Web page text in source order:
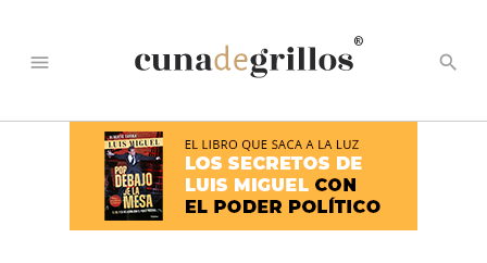
menu
®
search